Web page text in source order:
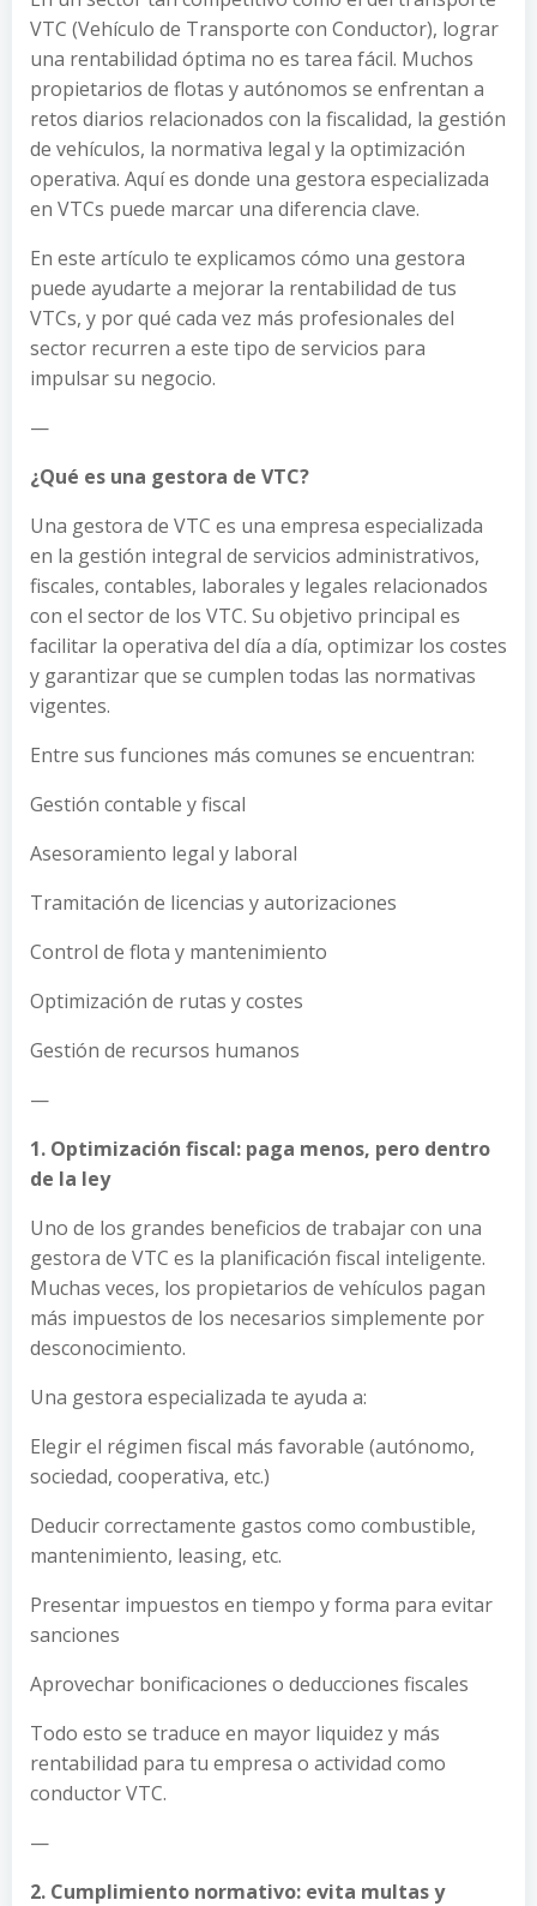
VTC (Vehículo de Transporte con Conductor), lograr
una rentabilidad óptima no es tarea fácil. Muchos
propietarios de flotas y autónomos se enfrentan a
retos diarios relacionados con la fiscalidad, la gestión
de vehículos, la normativa legal y la optimización
operativa. Aquí es donde una gestora especializada
en VTCs puede marcar una diferencia clave.
En este artículo te explicamos cómo una gestora
puede ayudarte a mejorar la rentabilidad de tus
VTCs, y por qué cada vez más profesionales del
sector recurren a este tipo de servicios para
impulsar su negocio.
—
¿Qué es una gestora de VTC?
Una gestora de VTC es una empresa especializada
en la gestión integral de servicios administrativos,
fiscales, contables, laborales y legales relacionados
con el sector de los VTC. Su objetivo principal es
facilitar la operativa del día a día, optimizar los costes
y garantizar que se cumplen todas las normativas
vigentes.
Entre sus funciones más comunes se encuentran:
Gestión contable y fiscal
Asesoramiento legal y laboral
Tramitación de licencias y autorizaciones
Control de flota y mantenimiento
Optimización de rutas y costes
Gestión de recursos humanos
—
1. Optimización fiscal: paga menos, pero dentro
de la ley
Uno de los grandes beneficios de trabajar con una
gestora de VTC es la planificación fiscal inteligente.
Muchas veces, los propietarios de vehículos pagan
más impuestos de los necesarios simplemente por
desconocimiento.
Una gestora especializada te ayuda a:
Elegir el régimen fiscal más favorable (autónomo,
sociedad, cooperativa, etc.)
Deducir correctamente gastos como combustible,
mantenimiento, leasing, etc.
Presentar impuestos en tiempo y forma para evitar
sanciones
Aprovechar bonificaciones o deducciones fiscales
Todo esto se traduce en mayor liquidez y más
rentabilidad para tu empresa o actividad como
conductor VTC.
—
2. Cumplimiento normativo: evita multas y